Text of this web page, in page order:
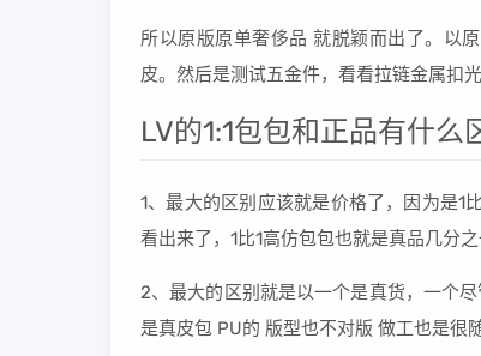
所以原版原单奢侈品 就脱颖而出了。以
皮。然后是测试五金件，看看拉链金属扣
LV的1:1包包和正品有什么
1、最大的区别应该就是价格了，因为是1
看出来了，1比1高仿包包也就是真品几分
2、最大的区别就是以一个是真货，一个
是真皮包 PU的 版型也不对版 做工也是很